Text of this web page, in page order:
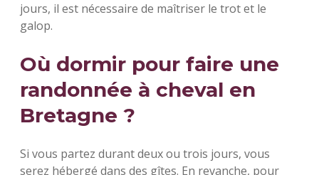
jours, il est nécessaire de maîtriser le trot et le
galop.
Où dormir pour faire une
randonnée à cheval en
Bretagne ?
Si vous partez durant deux ou trois jours, vous
serez hébergé dans des gîtes. En revanche, pour